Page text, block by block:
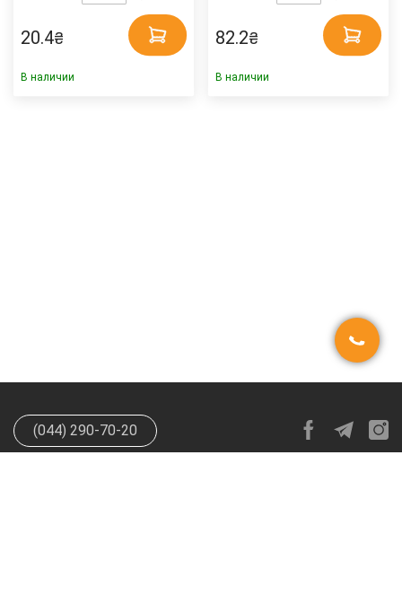
20.4₴
В наличии
82.2₴
В наличии
(044) 290-70-20